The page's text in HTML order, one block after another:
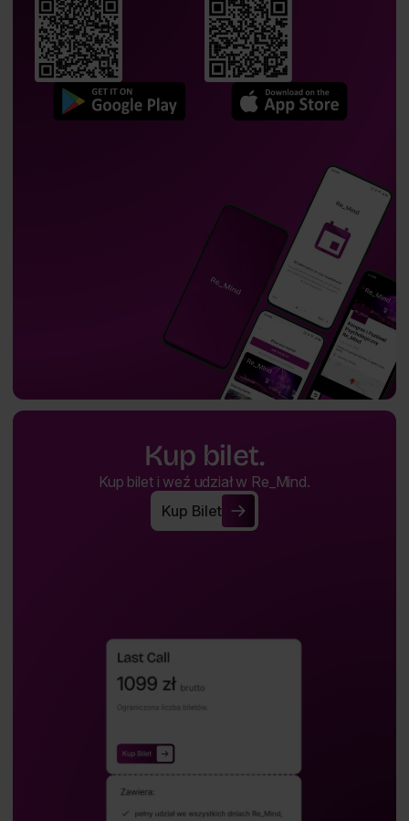
Maciej Mrzygłocki
Kup bilet.
Kup bilet i weź udział w Re_Mind.
Kup Bilet
Kup Bilet